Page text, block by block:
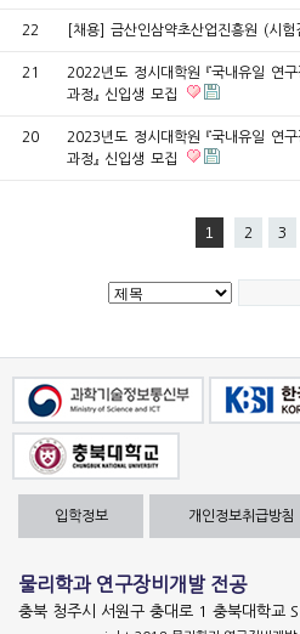
22 [채용] 금산인삼약초산업진흥원 (시험
21
2022년도 정시대학원 『국내유일 연
과정』 신입생 모집
20
2023년도 정시대학원 『국내유일 연
과정』 신입생 모집
1 2 3
입학정보 개인정보취급방침
물리학과 연구장비개발 전공
충북 청주시 서원구 충대로 1 충북대학교